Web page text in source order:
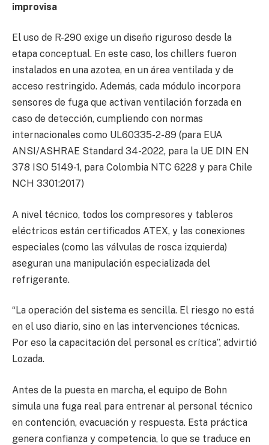
improvisa
El uso de R-290 exige un diseño riguroso desde la
etapa conceptual. En este caso, los chillers fueron
instalados en una azotea, en un área ventilada y de
acceso restringido. Además, cada módulo incorpora
sensores de fuga que activan ventilación forzada en
caso de detección, cumpliendo con normas
internacionales como UL60335-2-89 (para EUA
ANSI/ASHRAE Standard 34-2022, para la UE DIN EN
378 ISO 5149-1, para Colombia NTC 6228 y para Chile
NCH 3301:2017)
A nivel técnico, todos los compresores y tableros
eléctricos están certificados ATEX, y las conexiones
especiales (como las válvulas de rosca izquierda)
aseguran una manipulación especializada del
refrigerante.
“La operación del sistema es sencilla. El riesgo no está
en el uso diario, sino en las intervenciones técnicas.
Por eso la capacitación del personal es crítica”, advirtió
Lozada.
Antes de la puesta en marcha, el equipo de Bohn
simula una fuga real para entrenar al personal técnico
en contención, evacuación y respuesta. Esta práctica
genera confianza y competencia, lo que se traduce en